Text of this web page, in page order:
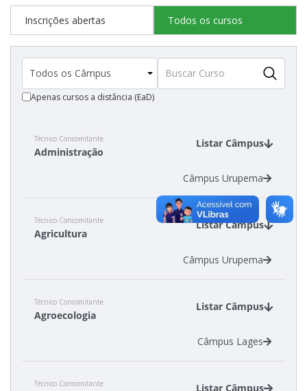
Orientações para Matrícula
Estatísticas dos Processos Seletivos
Cadastro de interesse
Inscrições abertas Todos os cursos
Apenas cursos a distância (EaD)
Técnico Concomitante
Administração
Listar Câmpus
Câmpus Urupema
Técnico Concomitante
Agricultura
Listar Câmpus
Câmpus Urupema
Técnico Concomitante
Agroecologia
Listar Câmpus
Câmpus Lages
Técnico Concomitante Listar Câmpus